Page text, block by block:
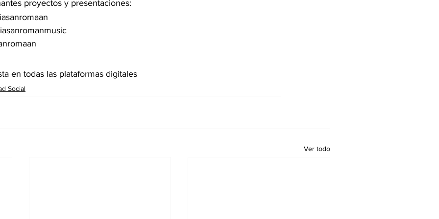
proyectos y presentaciones:
en todas las plataformas digitales
Social
Ver todo